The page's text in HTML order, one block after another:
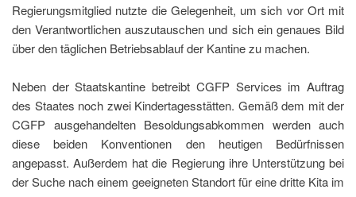
Regierungsmitglied nutzte die Gelegenheit, um sich vor Ort mit
den Verantwortlichen auszutauschen und sich ein genaues Bild
über den täglichen Betriebsablauf der Kantine zu machen.
Neben der Staatskantine betreibt CGFP Services im Auftrag
des Staates noch zwei Kindertagesstätten. Gemäß dem mit der
CGFP ausgehandelten Besoldungsabkommen werden auch
diese beiden Konventionen den heutigen Bedürfnissen
angepasst. Außerdem hat die Regierung ihre Unterstützung bei
der Suche nach einem geeigneten Standort für eine dritte Kita im